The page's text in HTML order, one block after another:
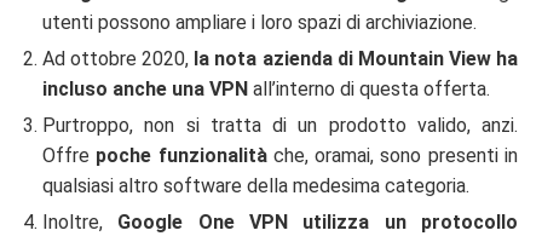
utenti possono ampliare i loro spazi di archiviazione.
Ad ottobre 2020, la nota azienda di Mountain View ha
incluso anche una VPN all’interno di questa offerta.
Purtroppo, non si tratta di un prodotto valido, anzi.
Offre poche funzionalitàche, oramai, sono presenti in
qualsiasi altro software della medesima categoria.
Inoltre, Google One VPN utilizza un protocollo